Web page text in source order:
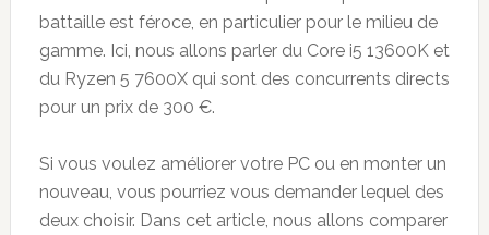
battaille est féroce, en particulier pour le milieu de
gamme. Ici, nous allons parler du Core i5 13600K et
du Ryzen 5 7600X qui sont des concurrents directs
pour un prix de 300 €.
Si vous voulez améliorer votre PC ou en monter un
nouveau, vous pourriez vous demander lequel des
deux choisir. Dans cet article, nous allons comparer